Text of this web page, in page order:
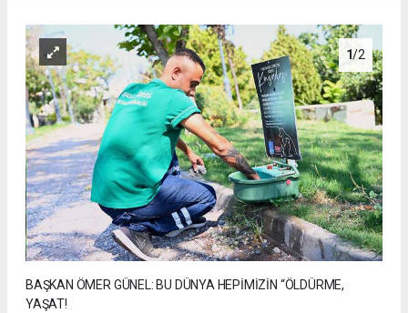
1/2
BAŞKAN ÖMER GÜNEL: BU DÜNYA HEPİMİZİN “ÖLDÜRME,
YAŞAT!